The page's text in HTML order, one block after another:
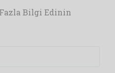
Bilgi Edinin